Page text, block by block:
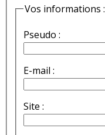
Vos informations :
Pseudo :
E-mail :
Site :